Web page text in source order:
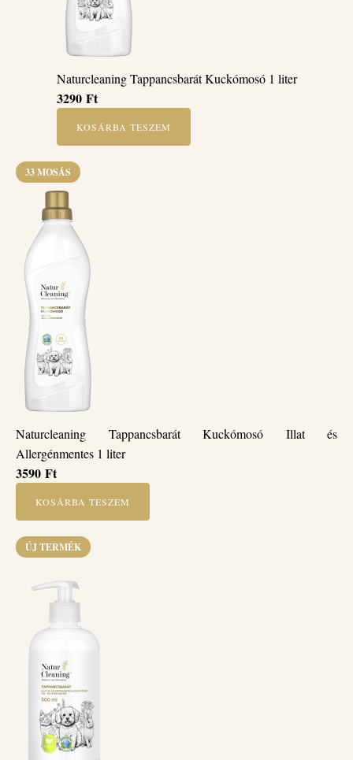
Naturcleaning Tappancsbarát Kuckómosó 1 liter
3290 Ft
KOSÁRBA TESZEM
33 MOSÁS
Naturcleaning Tappancsbarát Kuckómosó Illat és
Allergénmentes 1 liter
3590 Ft
KOSÁRBA TESZEM
ÚJ TERMÉK